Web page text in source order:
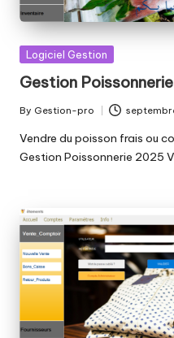
Posted
Logiciel Gestion
Gestion Poissonnerie
Posted
by
By Gestion-pro
Vendre du poisson frais ou
Gestion Poissonnerie 2025